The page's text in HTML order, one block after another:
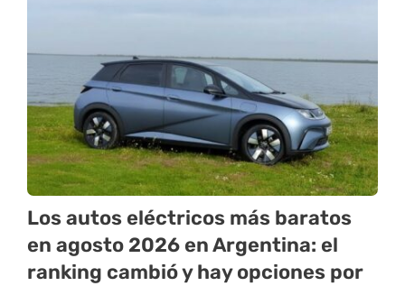
Los autos eléctricos más baratos
en agosto 2026 en Argentina: el
ranking cambió y hay opciones por